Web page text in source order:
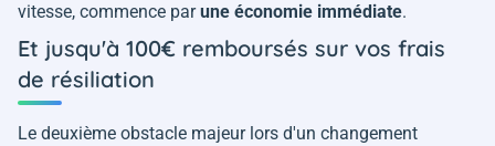
vitesse, commence parune économie immédiate.
Et jusqu'à 100€ remboursés sur vos frais
de résiliation
Le deuxième obstacle majeur lors d'un changement